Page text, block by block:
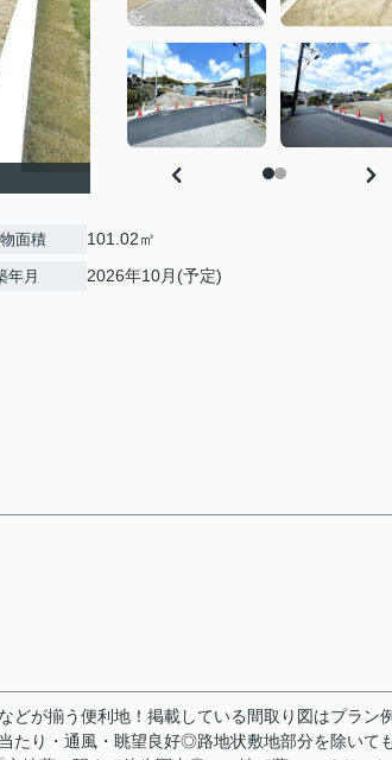
面積 101.02㎡
年月 2026年10月(予定)
どが揃う便利地！掲載している間取り図はプラン
り・通風・眺望良好◎路地状敷地部分を除いて